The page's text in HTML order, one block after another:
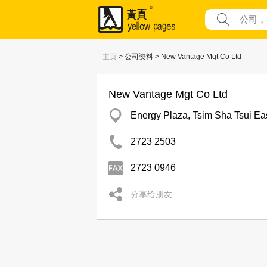
主页 > 公司资料 > New Vantage Mgt Co Ltd
New Vantage Mgt Co Ltd
Energy Plaza, Tsim Sha Tsui
2723 2503
2723 0946
分享给朋友